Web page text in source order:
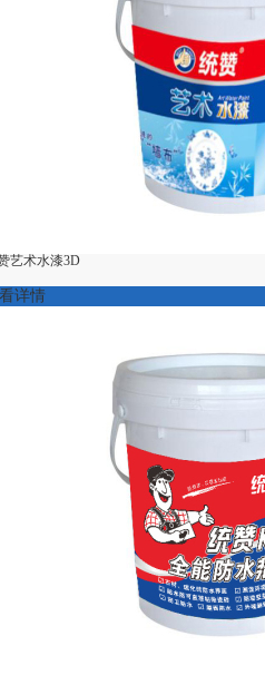
艺术水漆3D
详情